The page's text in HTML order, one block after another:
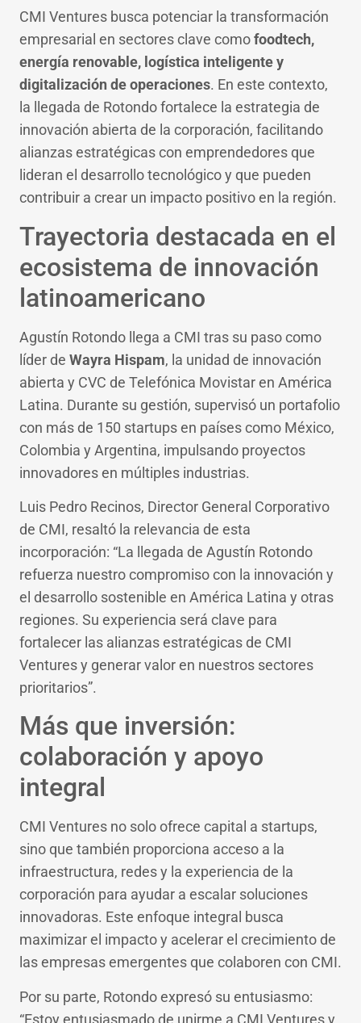
CMI Ventures busca potenciar la transformación
empresarial en sectores clave comofoodtech,
energía renovable, logística inteligente y
digitalización de operaciones. En este contexto,
la llegada de Rotondo fortalece la estrategia de
innovación abierta de la corporación, facilitando
alianzas estratégicas con emprendedores que
lideran el desarrollo tecnológico y que pueden
contribuir a crear un impacto positivo en la región.
Trayectoria destacada en el
ecosistema de innovación
latinoamericano
Agustín Rotondo llega a CMI tras su paso como
líder de Wayra Hispam, la unidad de innovación
abierta y CVC de Telefónica Movistar en América
Latina. Durante su gestión, supervisó un portafolio
con más de 150 startups en países como México,
Colombia y Argentina, impulsando proyectos
innovadores en múltiples industrias.
Luis Pedro Recinos, Director General Corporativo
de CMI, resaltó la relevancia de esta
incorporación: “La llegada de Agustín Rotondo
refuerza nuestro compromiso con la innovación y
el desarrollo sostenible en América Latina y otras
regiones. Su experiencia será clave para
fortalecer las alianzas estratégicas de CMI
Ventures y generar valor en nuestros sectores
prioritarios”.
Más que inversión:
colaboración y apoyo
integral
CMI Ventures no solo ofrece capital a startups,
sino que también proporciona acceso a la
infraestructura, redes y la experiencia de la
corporación para ayudar a escalar soluciones
innovadoras. Este enfoque integral busca
maximizar el impacto y acelerar el crecimiento de
las empresas emergentes que colaboren con CMI.
Por su parte, Rotondo expresó su entusiasmo:
“Estoy entusiasmado de unirme a CMI Ventures y